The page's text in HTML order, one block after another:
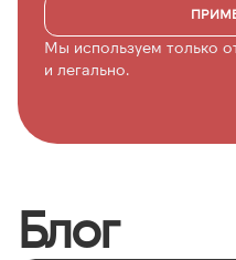
Мы используем только
и легально.
Блог